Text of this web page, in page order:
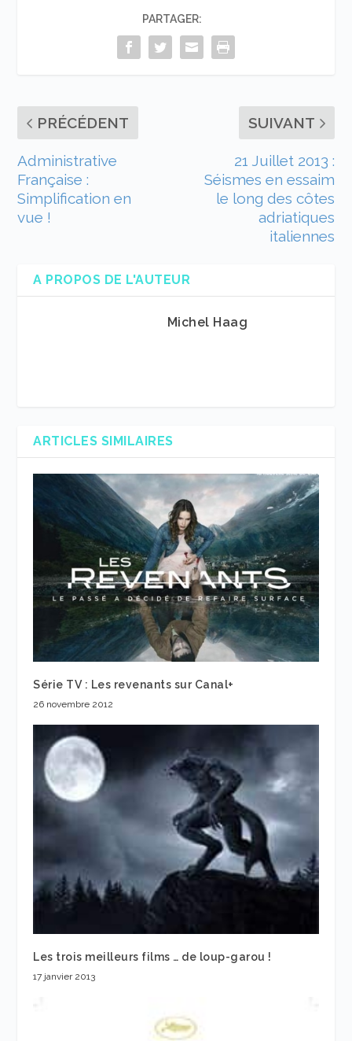
PARTAGER:
PRÉCÉDENT
Administrative
Française :
Simplification en
vue !
SUIVANT
21 Juillet 2013 :
Séismes en essaim
le long des côtes
adriatiques
italiennes
A PROPOS DE L'AUTEUR
Michel Haag
ARTICLES SIMILAIRES
Série TV : Les revenants sur Canal+
26 novembre 2012
Les trois meilleurs films … de loup-garou !
17 janvier 2013